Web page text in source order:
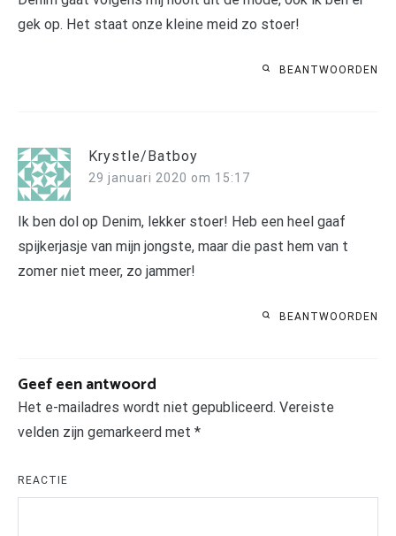
gek op. Het staat onze kleine meid zo stoer!
BEANTWOORDEN
Krystle/Batboy
29 januari 2020 om 15:17
Ik ben dol op Denim, lekker stoer! Heb een heel gaaf
spijkerjasje van mijn jongste, maar die past hem van t
zomer niet meer, zo jammer!
BEANTWOORDEN
Geef een antwoord
Het e-mailadres wordt niet gepubliceerd. Vereiste
velden zijn gemarkeerd met *
REACTIE